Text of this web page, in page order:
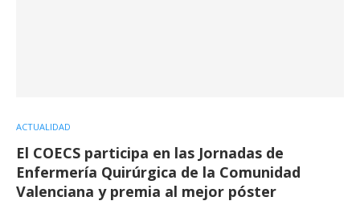
ACTUALIDAD
El COECS participa en las Jornadas de
Enfermería Quirúrgica de la Comunidad
Valenciana y premia al mejor póster